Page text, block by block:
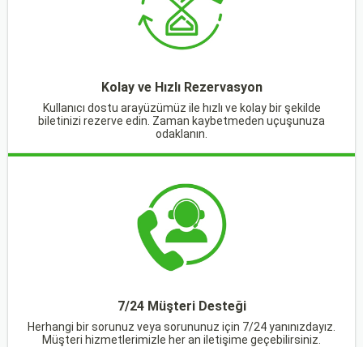
Kolay ve Hızlı Rezervasyon
Kullanıcı dostu arayüzümüz ile hızlı ve kolay bir şekilde
biletinizi rezerve edin. Zaman kaybetmeden uçuşunuza
odaklanın.
7/24 Müşteri Desteği
Herhangi bir sorunuz veya sorununuz için 7/24 yanınızdayız.
Müşteri hizmetlerimizle her an iletişime geçebilirsiniz.